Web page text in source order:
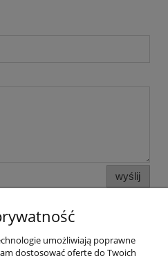
wyślij
Pomoc
umożliwiają poprawne
dostosować ofertę do Twoich